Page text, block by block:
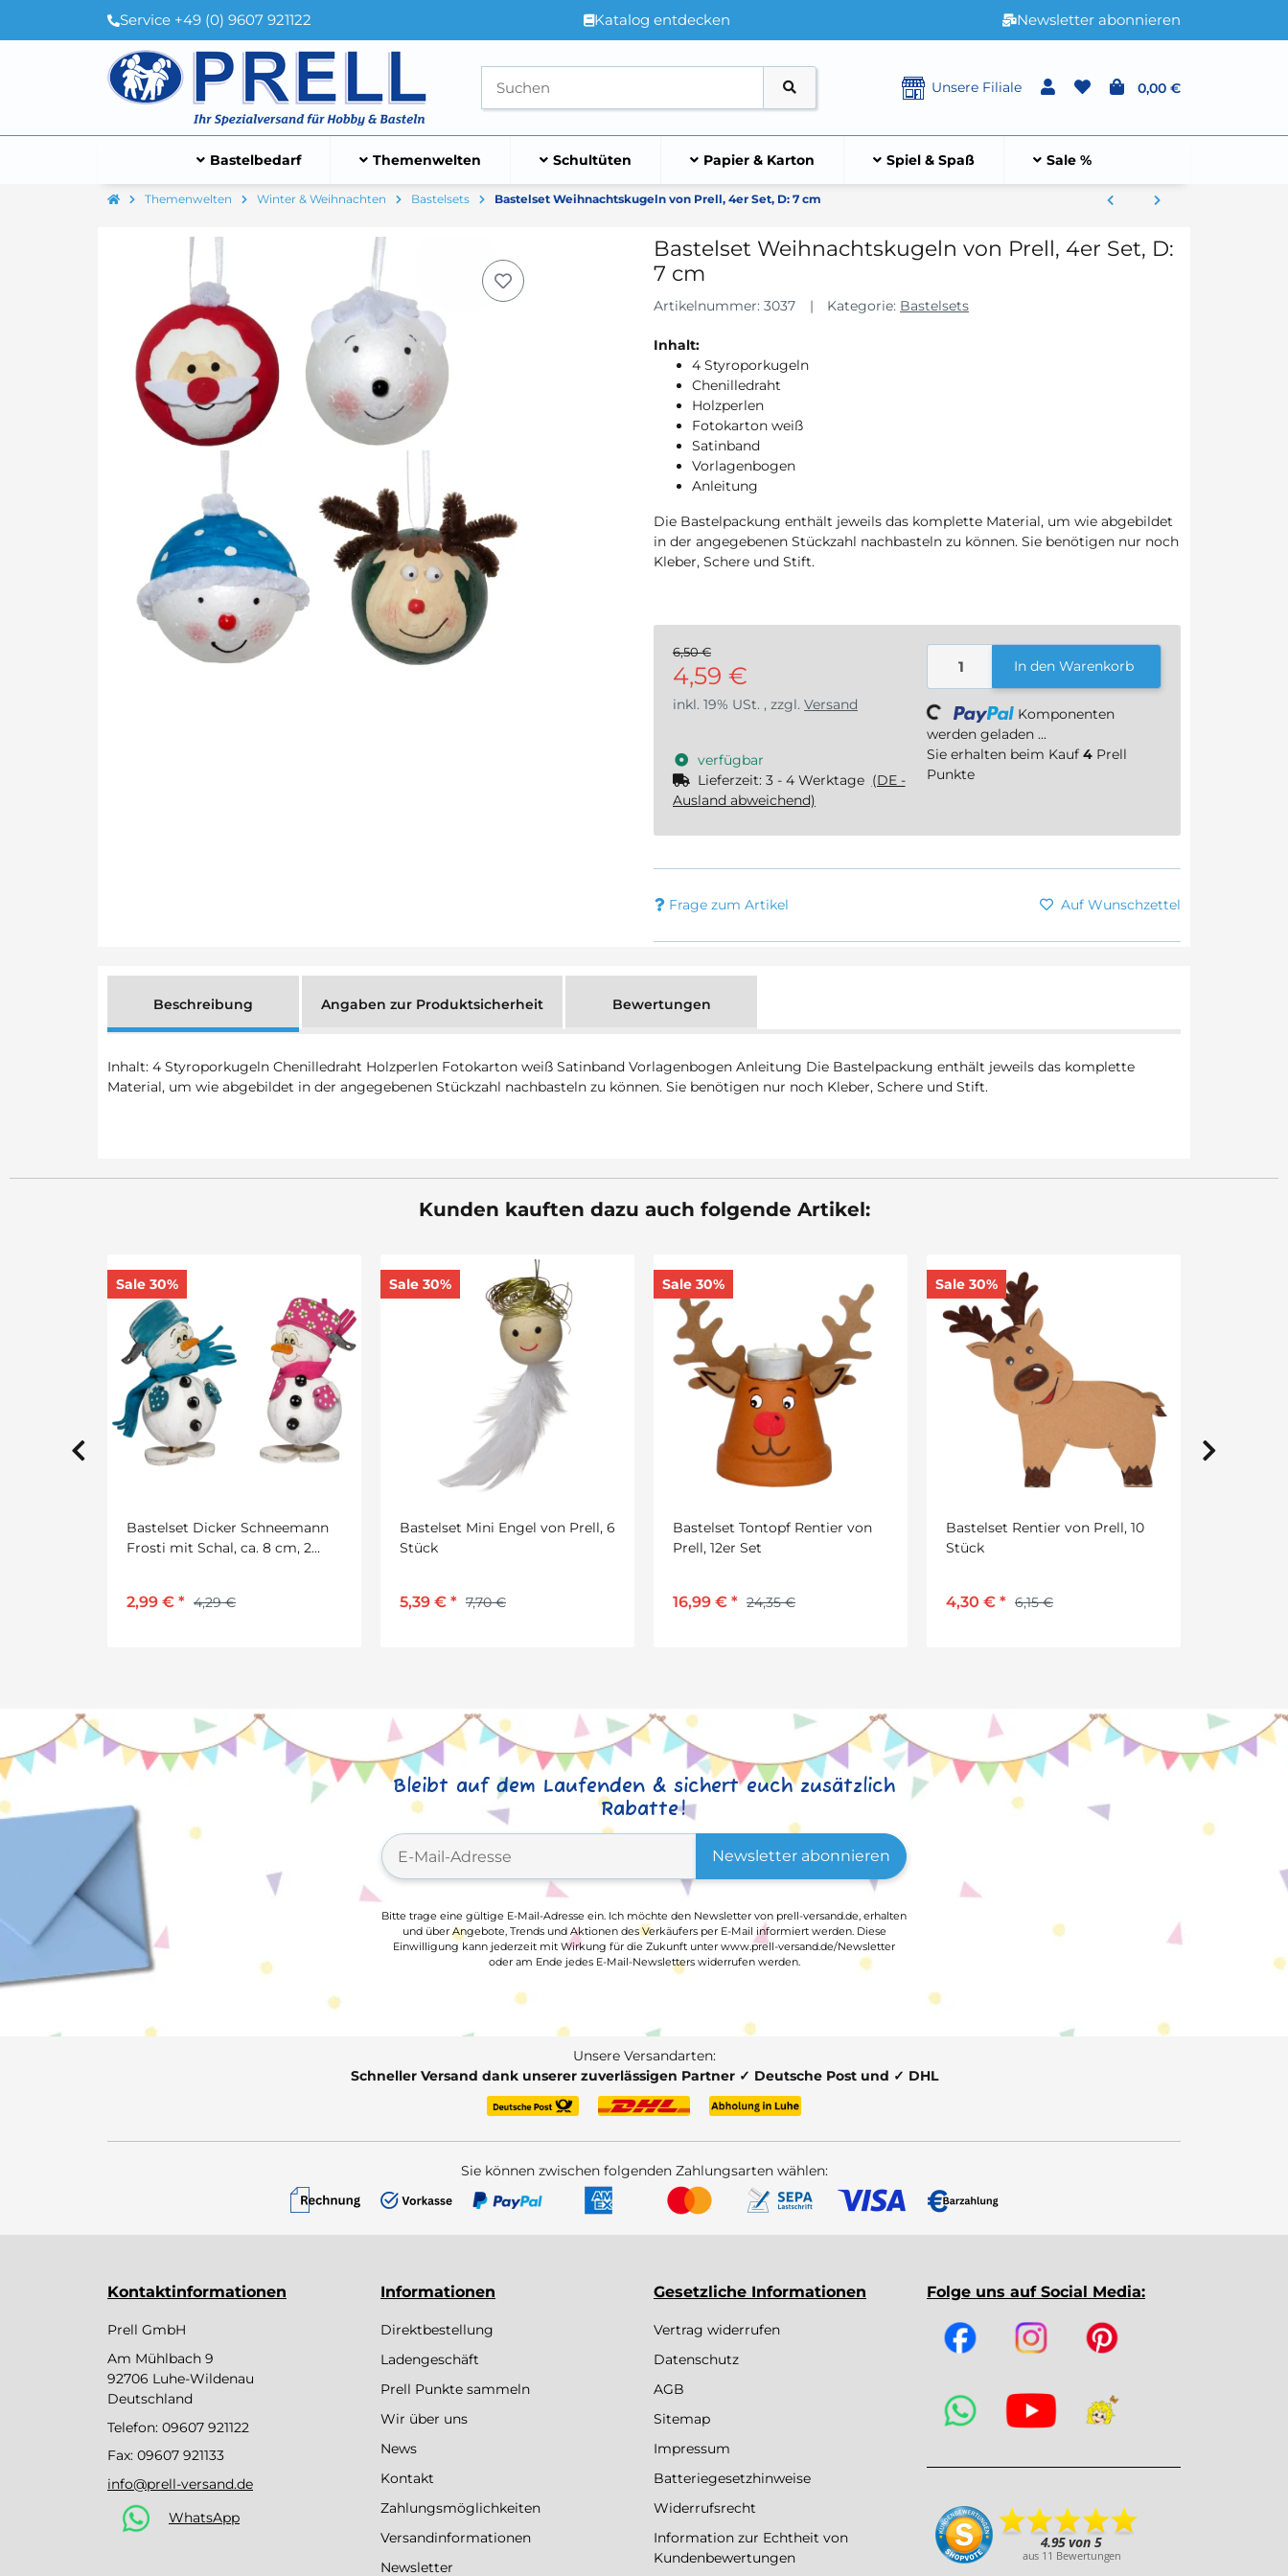
Service +49 (0) 9607 921122 Katalog entdecken Newsletter abonnieren
Unsere Filiale 0,00 €
Bastelbedarf Themenwelten Schultüten Papier & Karton Spiel & Spaß Sale %
Themenwelten Winter & Weihnachten Bastelsets Bastelset Weihnachtskugeln von Prell, 4er Set, D: 7 cm
Bastelset Weihnachtskugeln von Prell, 4er Set, D:
7 cm
Artikelnummer: 3037 Kategorie: Bastelsets
Inhalt:
4 Styroporkugeln
Chenilledraht
Holzperlen
Fotokarton weiß
Satinband
Vorlagenbogen
Anleitung
Die Bastelpackung enthält jeweils das komplette Material, um wie abgebildet
in der angegebenen Stückzahl nachbasteln zu können. Sie benötigen nur noch
Kleber, Schere und Stift.
6,50 €
4,59 €
inkl. 19% USt. , zzgl. Versand
verfügbar
Lieferzeit: 3 - 4 Werktage (DE -
Ausland abweichend)
In den Warenkorb
Loading...
Komponenten
werden geladen ...
Sie erhalten beim Kauf 4 Prell
Punkte
Frage zum Artikel Auf Wunschzettel
Beschreibung Angaben zur Produktsicherheit Bewertungen
Inhalt: 4 Styroporkugeln Chenilledraht Holzperlen Fotokarton weiß Satinband Vorlagenbogen Anleitung Die Bastelpackung enthält jeweils das komplette
Material, um wie abgebildet in der angegebenen Stückzahl nachbasteln zu können. Sie benötigen nur noch Kleber, Schere und Stift.
Kunden kauften dazu auch folgende Artikel:
Sale 30%
Bastelset Mini Engel von Prell, 6
Stück
5,39 € * 7,70 €
Sale 30%
Bastelset Tontopf Rentier von
Prell, 12er Set
16,99 € 24,35 €
Sale 30%
Bastelset Rentier von Prell, 10
Stück
4,30 €* 6,15 €
Sale 30%
Bastelset Elch von Prell, 5 Stück
13,99 €* 19,99 €
Bleibt auf dem Laufenden & sichert euch zusätzlich
Rabatte!
Newsletter abonnieren
Bitte trage eine gültige E-Mail-Adresse ein. Ich möchte den Newsletter von prell-versand.de, erhalten
und über Angebote, Trends und Aktionen des Verkäufers per E-Mail informiert werden. Diese
Einwilligung kann jederzeit mit Wirkung für die Zukunft unter www.prell-versand.de/Newsletter
oder am Ende jedes E-Mail-Newsletters widerrufen werden.
Unsere Versandarten:
Schneller Versand dank unserer zuverlässigen Partner ✓ Deutsche Post und ✓ DHL
Sie können zwischen folgenden Zahlungsarten wählen:
Kontaktinformationen
Prell GmbH
Am Mühlbach 9
92706 Luhe-Wildenau
Deutschland
Telefon: 09607 921122
Fax: 09607 921133
info@prell-versand.de
WhatsApp
Informationen
Direktbestellung
Ladengeschäft
Prell Punkte sammeln
Wir über uns
News
Kontakt
Zahlungsmöglichkeiten
Versandinformationen
Newsletter
Gesetzliche Informationen
Vertrag widerrufen
Datenschutz
AGB
Sitemap
Impressum
Batteriegesetzhinweise
Widerrufsrecht
Information zur Echtheit von
Kundenbewertungen
Folge uns auf Social Media: